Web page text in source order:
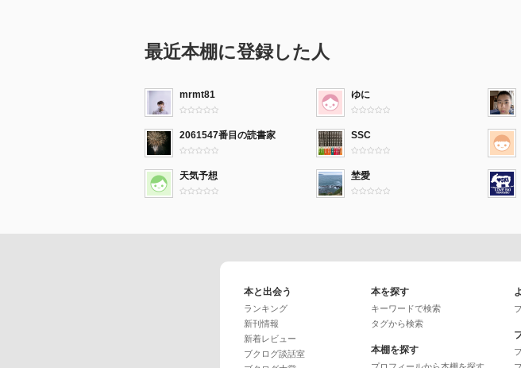
最近本棚に登録した人
mrmt81 ゆに
2061547番目の読書家 SSC
天気予想 埜愛
本と出会う
ランキング
新刊情報
新着レビュー
ブクログ談話室
本を探す
キーワードで検索
タグから検索
本棚を探す